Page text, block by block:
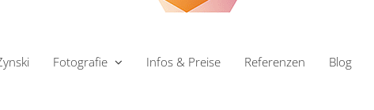
Fotografie Infos & Preise Referenzen Blog